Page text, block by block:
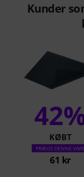
Kunder
KØBT
PRÆCIS DENNE VARE
61 kr